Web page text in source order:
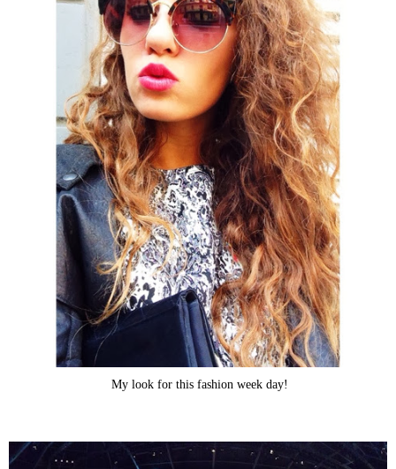
My look for this fashion week day!